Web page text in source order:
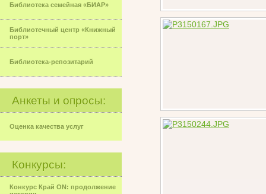
Библиотека семейная «БИАР»
Библиотечный центр «Книжный
порт»
Библиотека-репозитарий
Анкеты и опросы:
Оценка качества услуг
Конкурсы:
Конкурс Край ON: продолжение